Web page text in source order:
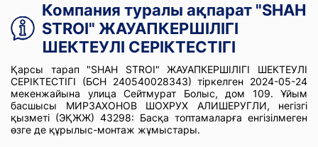
Компания туралы ақпарат "SHAH
STROI" ЖАУАПКЕРШІЛІГІ
ШЕКТЕУЛІ СЕРІКТЕСТІГІ
Қарсы тарап "SHAH STROI" ЖАУАПКЕРШІЛІГІ ШЕКТЕУЛІ
СЕРІКТЕСТІГІ (БСН 240540028343) тіркелген 2024-05-24
мекенжайына улица Сейтмурат Болыс, дом 109. Ұйым
басшысы МИРЗАХОНОВ ШОХРУХ АЛИШЕРУГЛИ, негізгі
қызметі (ЭҚЖЖ) 43298: Басқа топтамаларға енгізілмеген
өзге де құрылыс-монтаж жұмыстары.